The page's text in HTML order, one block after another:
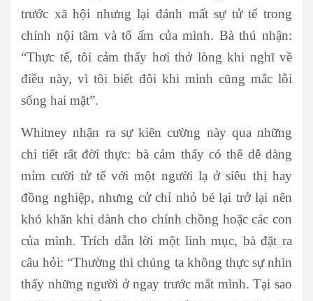
trước xã hội nhưng lại đánh mất sự tử tế trong
chính nội tâm và tổ ấm của mình. Bà thú nhận:
“Thực tế, tôi cảm thấy hơi thở lòng khi nghĩ về
điều này, vì tôi biết đôi khi mình cũng mắc lỗi
sống hai mặt”.
Whitney nhận ra sự kiên cường này qua những
chi tiết rất đời thực: bà cảm thấy có thể dễ dàng
mỉm cười tử tế với một người lạ ở siêu thị hay
đồng nghiệp, nhưng cử chỉ nhỏ bé lại trở lại nên
khó khăn khi dành cho chính chồng hoặc các con
của mình. Trích dẫn lời một linh mục, bà đặt ra
câu hỏi: “Thường thì chúng ta không thực sự nhìn
thấy những người ở ngay trước mắt mình. Tại sao